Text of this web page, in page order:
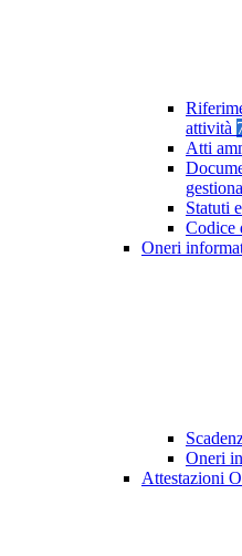
attività
Atti
Statuti
Codice
Oneri
Oneri
Attestazioni